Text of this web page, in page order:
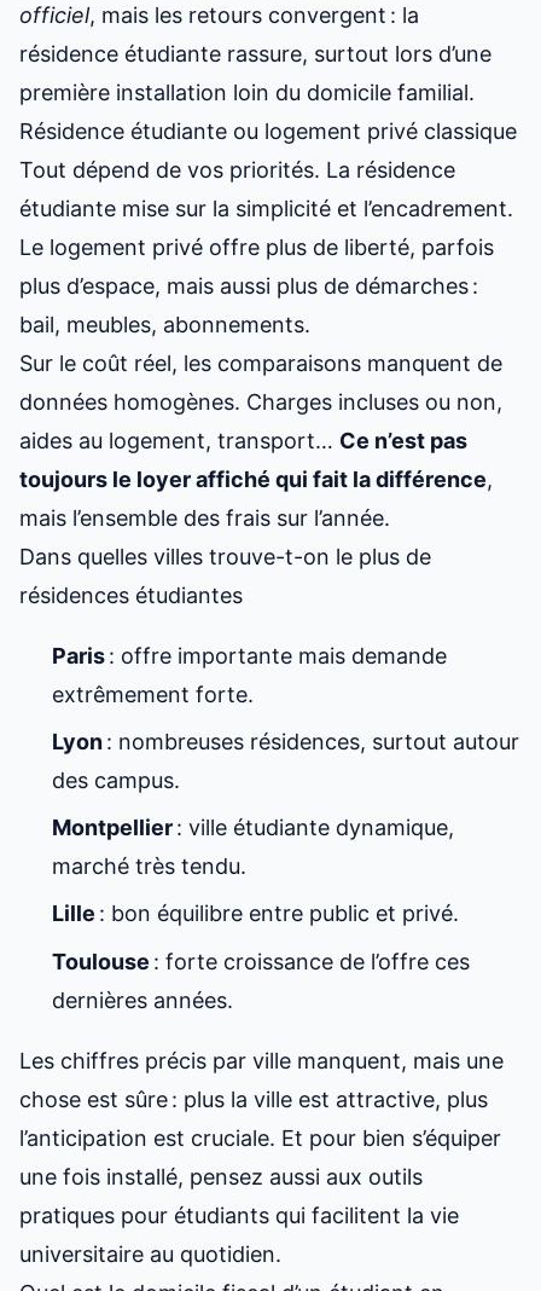
officiel, mais les retours convergent : la
résidence étudiante rassure, surtout lors d’une
première installation loin du domicile familial.
Résidence étudiante ou logement privé classique
Tout dépend de vos priorités. La résidence
étudiante mise sur la simplicité et l’encadrement.
Le logement privé offre plus de liberté, parfois
plus d’espace, mais aussi plus de démarches :
bail, meubles, abonnements.
Sur le coût réel, les comparaisons manquent de
données homogènes. Charges incluses ou non,
aides au logement, transport… Ce n’est pas
toujours le loyer affiché qui fait la différence,
mais l’ensemble des frais sur l’année.
Dans quelles villes trouve-t-on le plus de
résidences étudiantes
Paris: offre importante mais demande
extrêmement forte.
Lyon: nombreuses résidences, surtout autour
des campus.
Montpellier: ville étudiante dynamique,
marché très tendu.
Lille : bon équilibre entre public et privé.
Toulouse : forte croissance de l’offre ces
dernières années.
Les chiffres précis par ville manquent, mais une
chose est sûre : plus la ville est attractive, plus
l’anticipation est cruciale. Et pour bien s’équiper
une fois installé, pensez aussi aux outils
pratiques pour étudiants qui facilitent la vie
universitaire au quotidien.